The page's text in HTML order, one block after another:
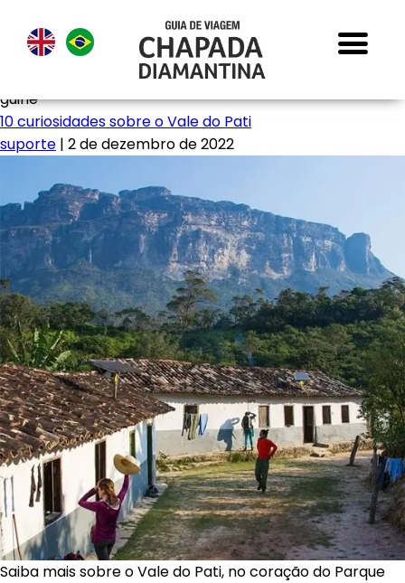
guiné
10 curiosidades sobre o Vale do Pati
suporte | 2 de dezembro de 2022
Saiba mais sobre o Vale do Pati, no coração do Parque